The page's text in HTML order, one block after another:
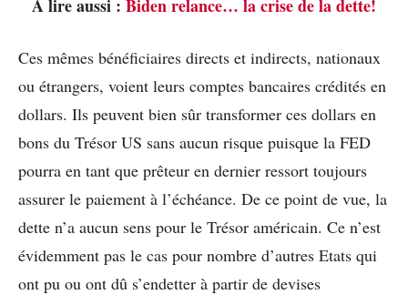
À lire aussi : Biden relance… la crise de la dette!
Ces mêmes bénéficiaires directs et indirects, nationaux
ou étrangers, voient leurs comptes bancaires crédités en
dollars. Ils peuvent bien sûr transformer ces dollars en
bons du Trésor US sans aucun risque puisque la FED
pourra en tant que prêteur en dernier ressort toujours
assurer le paiement à l’échéance. De ce point de vue, la
dette n’a aucun sens pour le Trésor américain. Ce n’est
évidemment pas le cas pour nombre d’autres Etats qui
ont pu ou ont dû s’endetter à partir de devises